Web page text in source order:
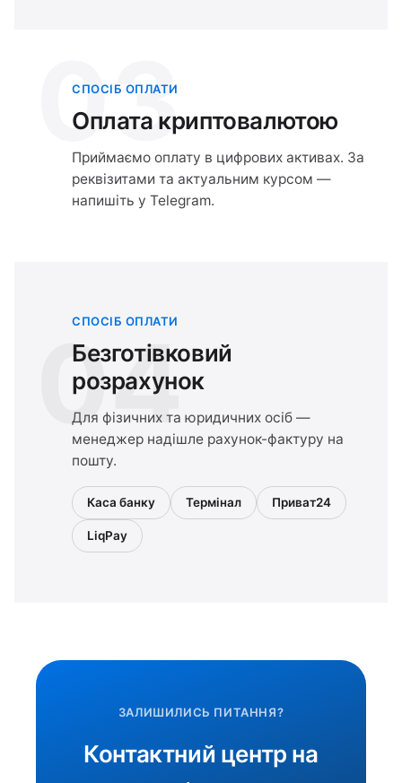
03
СПОСІБ ОПЛАТИ
Оплата криптовалютою
Приймаємо оплату в цифрових активах. За
реквізитами та актуальним курсом —
напишіть у Telegram.
04
СПОСІБ ОПЛАТИ
Безготівковий
розрахунок
Для фізичних та юридичних осіб —
менеджер надішле рахунок-фактуру на
пошту.
Каса банку Термінал Приват24
LiqPay
ЗАЛИШИЛИСЬ ПИТАННЯ?
Контактний центр на